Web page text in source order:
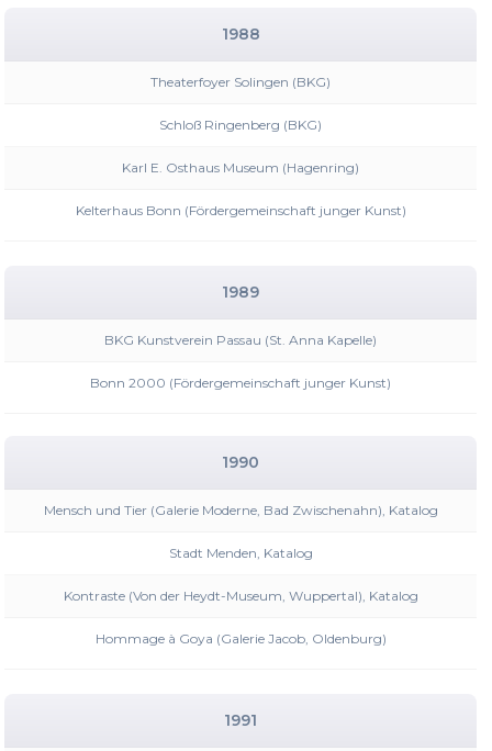
1988
Theaterfoyer Solingen (BKG)
Schloß Ringenberg (BKG)
Karl E. Osthaus Museum (Hagenring)
Kelterhaus Bonn (Fördergemeinschaft junger Kunst)
1989
BKG Kunstverein Passau (St. Anna Kapelle)
Bonn 2000 (Fördergemeinschaft junger Kunst)
1990
Mensch und Tier (Galerie Moderne, Bad Zwischenahn), Katalog
Stadt Menden, Katalog
Kontraste (Von der Heydt-Museum, Wuppertal), Katalog
Hommage à Goya (Galerie Jacob, Oldenburg)
1991